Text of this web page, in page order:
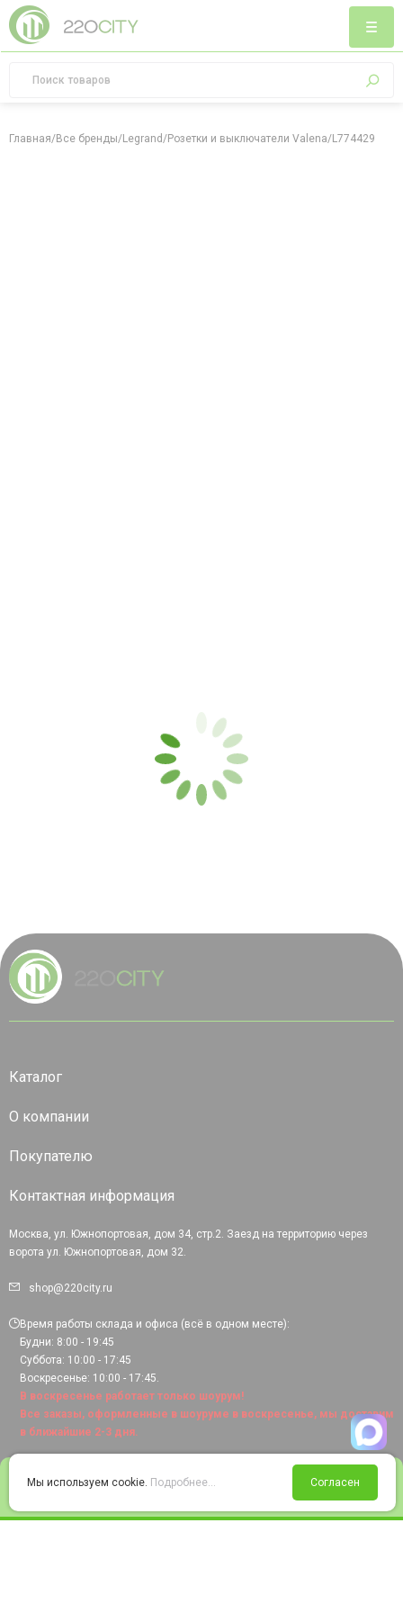
Войти Избранное Корзина
Главная/Все бренды/Legrand/Розетки и выключатели Valena/L774429
Каталог
О компании
Покупателю
Контактная информация
Москва, ул. Южнопортовая, дом 34, стр.2. Заезд на территорию через
ворота ул. Южнопортовая, дом 32.
shop@220city.ru
Время работы склада и офиса (всё в одном месте):
Будни: 8:00 - 19:45
Суббота: 10:00 - 17:45
Воскресенье: 10:00 - 17:45.
В воскресенье работает только шоурум!
Все заказы, оформленные в шоуруме в воскресенье, мы доставим
в ближайшие 2-3 дня.
Мы используем cookie. Подробнее... Согласен